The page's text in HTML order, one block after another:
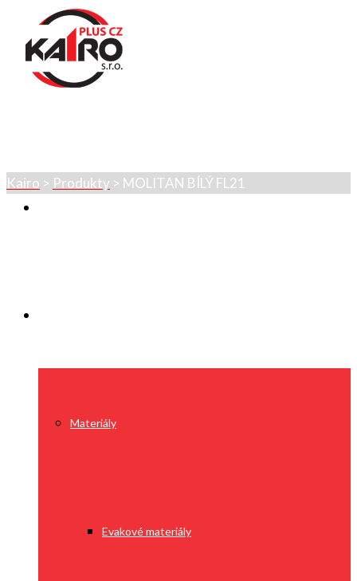
Materiály
Evakové materiály
Kairo > Produkty > MOLITAN BÍLÝ FL21